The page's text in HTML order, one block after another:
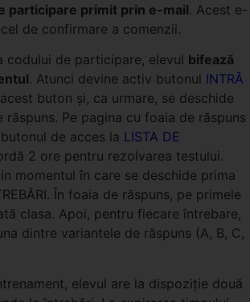
participare primit prin e-mail. Acest e-
de confirmare a comenzii.
codului de participare, elevul bifează
. Atunci devine activ butonul INTRĂ
buton și, ca urmare, se deschide
răspuns. Pe pagina cu foaia de răspuns
de acces la LISTA DE
2 ore pentru rezolvarea testului.
momentul în care se deschide prima
În foaia de răspuns, pe primele
clasa. Apoi, pentru fiecare întrebare,
dintre variantele de răspuns (A, B, C,
elevul are la dispoziție două